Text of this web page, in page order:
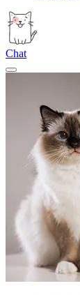
Chat